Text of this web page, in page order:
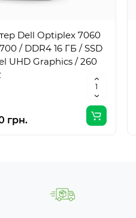
Dell Optiplex 7060
/ DDR4 16 ГБ / SSD
UHD Graphics / 260
грн.